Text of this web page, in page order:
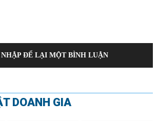
ĐỂ LẠI MỘT BÌNH LUẬN
DOANH GIA